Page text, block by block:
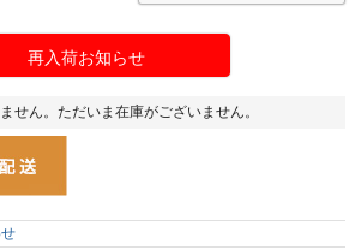
再入荷お知らせ
せん。ただいま在庫がございません。